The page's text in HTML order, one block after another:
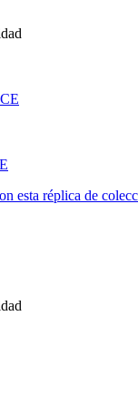
esta réplica de